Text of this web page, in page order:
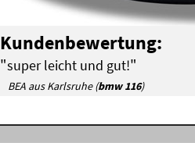
Kundenbewertung:
"super leicht und gut!"
BEA aus Karlsruhe (bmw 116)